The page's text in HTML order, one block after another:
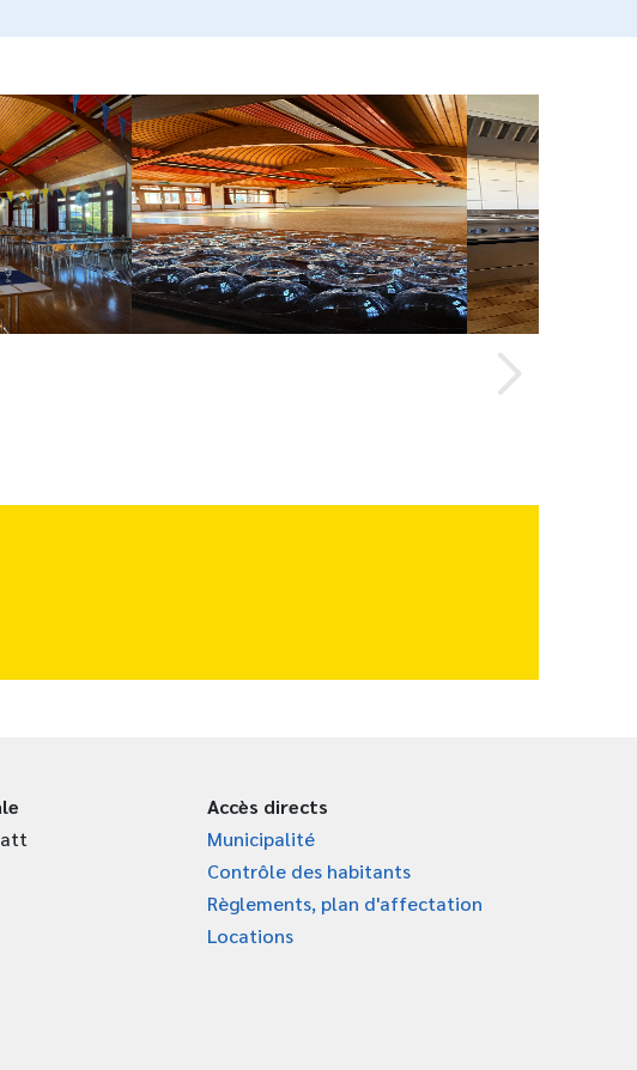
Accès directs
Municipalité
Contrôle des habitants
Règlements, plan d'affectation
Locations